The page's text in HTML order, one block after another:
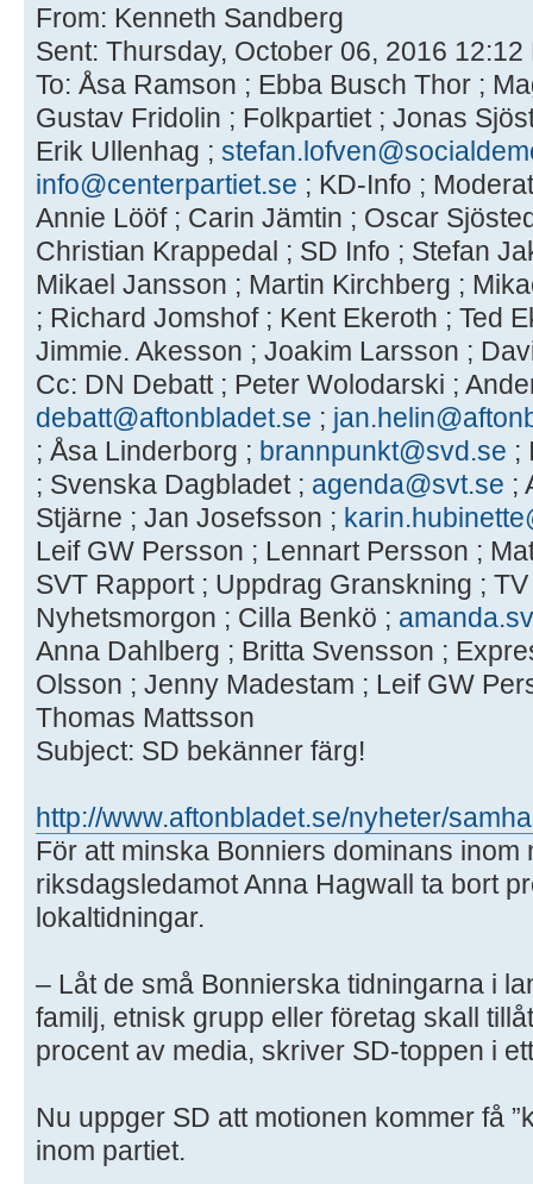
From: Kenneth Sandberg
Sent: Thursday, October 06, 2016 12:12
To: Åsa Ramson ; Ebba Busch Thor ;
Gustav Fridolin ; Folkpartiet ; Jonas
Erik Ullenhag ;
info@centerpartiet.se ; KD-Info ;
Annie Lööf ; Carin Jämtin ; Oscar
Christian Krappedal ; SD Info ; Stefan
Mikael Jansson ; Martin Kirchberg ;
; Richard Jomshof ; Kent Ekeroth ; Ted
Jimmie. Akesson ; Joakim Larsson ;
Cc: DN Debatt ; Peter Wolodarski ;
debatt@aftonbladet.se ;
; Åsa Linderborg ; brannpunkt@svd.se ;
; Svenska Dagbladet ; agenda@svt.se ;
Stjärne ; Jan Josefsson ;
Leif GW Persson ; Lennart Persson ;
SVT Rapport ; Uppdrag Granskning ;
Nyhetsmorgon ; Cilla Benkö ;
Anna Dahlberg ; Britta Svensson ;
Olsson ; Jenny Madestam ; Leif GW
Thomas Mattsson
Subject: SD bekänner färg!
http://www.aftonbladet.se/nyheter/
För att minska Bonniers dominans inom
riksdagsledamot Anna Hagwall ta bort
lokaltidningar.
– Låt de små Bonnierska tidningarna i
familj, etnisk grupp eller företag skall
procent av media, skriver SD-toppen i
Nu uppger SD att motionen kommer få
inom partiet.